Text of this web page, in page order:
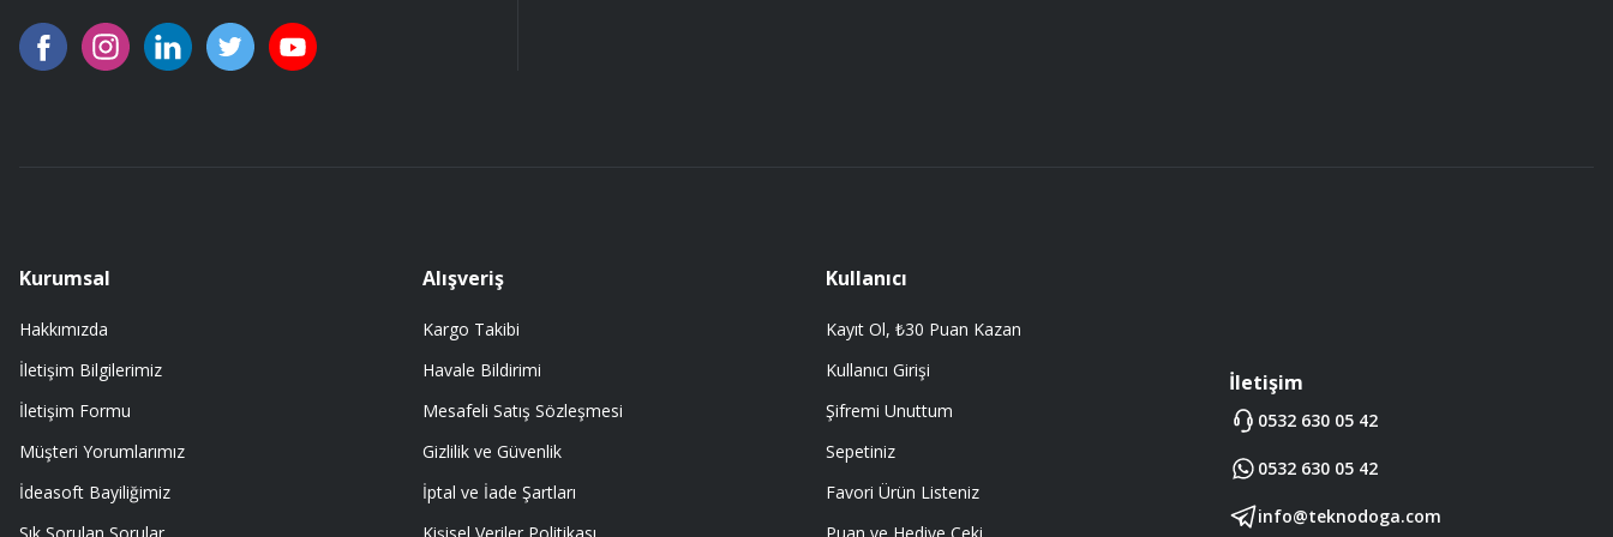
91 mm çakımın kürdanı ile bire bir değiştirdim.
A... Ç... | 11/07/2026
A... Ç... | 11/07/2026
Memnumum
K... N... | 09/07/2026
Kurumsal
Hakkımızda
İletişim Bilgilerimiz
İletişim Formu
Müşteri Yorumlarımız
İdeasoft Bayiliğimiz
Alışveriş
Kargo Takibi
Havale Bildirimi
Mesafeli Satış Sözleşmesi
Gizlilik ve Güvenlik
İptal ve İade Şartları
Kullanıcı
Kayıt Ol, ₺30 Puan Kazan
Kullanıcı Girişi
Şifremi Unuttum
Sepetiniz
Favori Ürün Listeniz
İletişim
0532 630 05 42
0532 630 05 42
info@teknodoga.com